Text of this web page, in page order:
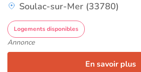
Soulac-sur-Mer (33780)
Logements disponibles
Annonce
En savoir plus